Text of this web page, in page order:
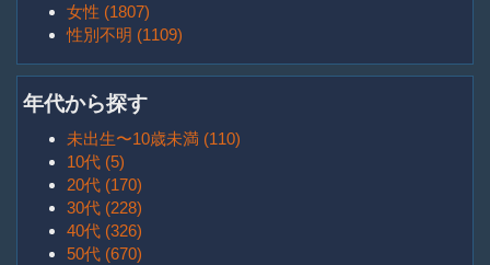
女性 (1807)
性別不明 (1109)
年代から探す
未出生〜10歳未満 (110)
10代 (5)
20代 (170)
30代 (228)
40代 (326)
50代 (670)